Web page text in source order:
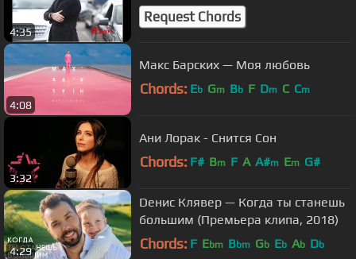
4:35
Request Chords
4:08
Макс Барских — Моя любовь
Chords: Eb Gm Bb F Dm C Cm
3:32
Ани Лорак - Снится Сон
Chords: F# Bm F A A#m Em G#
4:29
Dенис Клявер — Когда ты станешь
большим (Премьера клипа, 2018)
Chords: F Ebm Bbm Gb Eb Ab Db